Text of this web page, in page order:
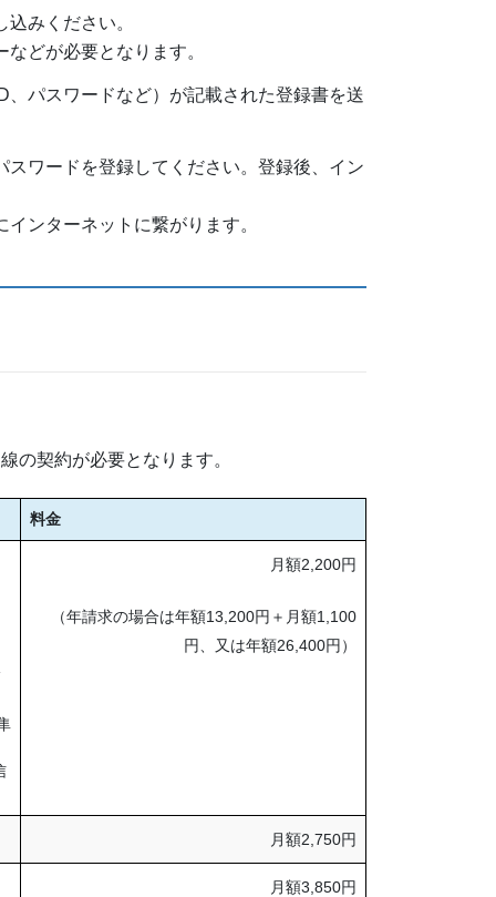
みください。
どが必要となります。
パスワードなど）が記載された登録書を送
ワードを登録してください。登録後、イン
ンターネットに繋がります。
の契約が必要となります。
料金
月額2,200円
（年請求の場合は年額13,200円＋月額1,100
円、又は年額26,400円）
月額2,750円
月額3,850円